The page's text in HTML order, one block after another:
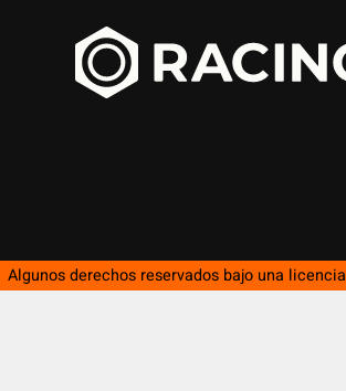
Algunos derechos reservados bajo una licencia